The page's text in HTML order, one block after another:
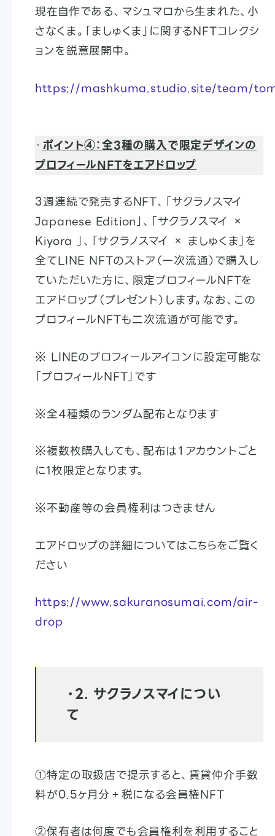
現在自作である、マシュマロから生まれた、小
さなくま。「ましゅくま」に関するNFTコレクシ
ョンを鋭意展開中。
https://mashkuma.studio.site/team/
・ ポイント④：全3種の購入で限定デザインの
プロフィールNFTをエアドロップ
3週連続で発売するNFT、「サクラノスマイ
Japanese Edition」、「サクラノスマイ ×
Kiyora 」、「サクラノスマイ × ましゅくま」を
全てLINE NFTのストア（一次流通）で購入し
ていただいた方に、限定プロフィールNFTを
エアドロップ（プレゼント）します。なお、この
プロフィールNFTも二次流通が可能です。
※ LINEのプロフィールアイコンに設定可能な
「プロフィールNFT」です
※全4種類のランダム配布となります
※複数枚購入しても、配布は１アカウントごと
に1枚限定となります。
※不動産等の会員権利はつきません
エアドロップの詳細についてはこちらをご覧く
ださい
https://www.sakuranosumai.com/air-
drop
・2. サクラノスマイについ
て
①特定の取扱店で提示すると、賃貸仲介手数
料が0.5ヶ月分＋税になる会員権NFT
②保有者は何度でも会員権利を利用すること